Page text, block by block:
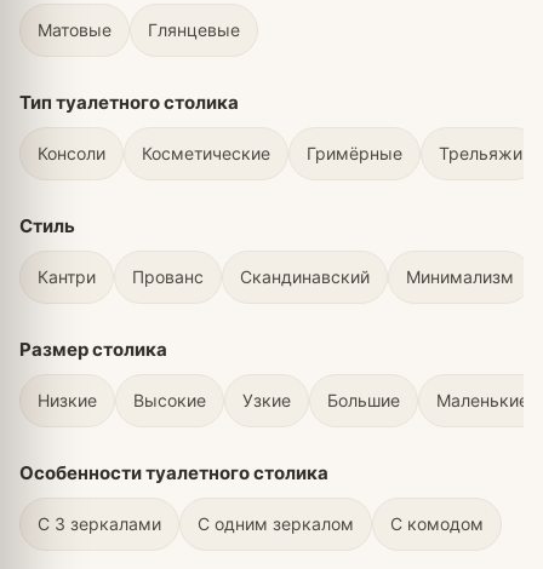
Матовые Глянцевые
Тип туалетного столика
Консоли Косметические Гримёрные Трельяжи
Стиль
Кантри Прованс Скандинавский Минимализм
Размер столика
Низкие Высокие Узкие Большие Маленькие
Особенности туалетного столика
С 3 зеркалами С одним зеркалом С комодом